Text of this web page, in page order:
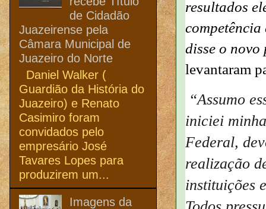
resultados
disse o novo
levantaram
“Assumo
iniciei
Federal,
realização
instituições
de Cidadão
Juazeirense pela
Câmara Municipal de
Juazeiro do Norte
Daniel Walker (
Guardião da História do
Juazeiro) e Renato
Casimiro foram
convidados pelo
empresário José
Tavares Lopes para
produzirem um...
Imagens da